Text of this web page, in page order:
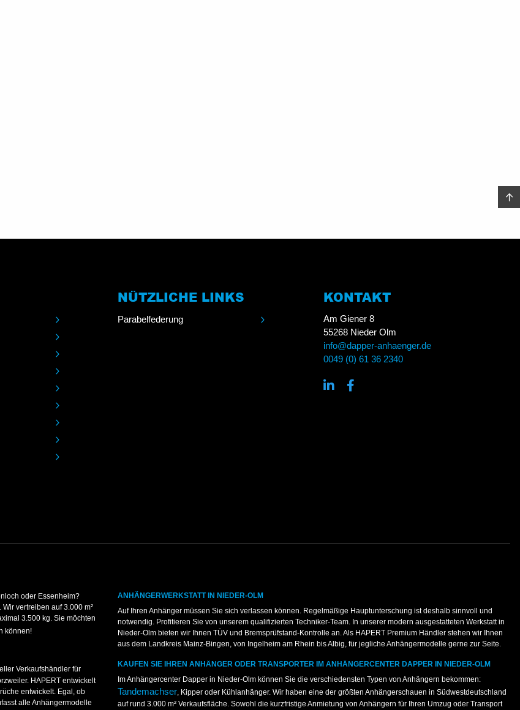
NÜTZLICHE LINKS
Parabelfederung
KONTAKT
Am Giener 8
55268 Nieder Olm
info@dapper-anhaenger.de
0049 (0) 61 36 2340
oder Essenheim?
vertreiben auf 3.000 m²
3.500 kg. Sie möchten
können!
Verkaufshändler für
HAPERT entwickelt
entwickelt. Egal, ob
alle Anhängermodelle
ANHÄNGERWERKSTATT IN NIEDER-OLM
Auf Ihren Anhänger müssen Sie sich verlassen können. Regelmäßige Hauptunterschung ist deshalb sinnvoll und
notwendig. Profitieren Sie von unserem qualifizierten Techniker-Team. In unserer modern ausgestatteten Werkstatt in
Nieder-Olm bieten wir Ihnen TÜV und Bremsprüfstand-Kontrolle an. Als HAPERT Premium Händler stehen wir Ihnen
aus dem Landkreis Mainz-Bingen, von Ingelheim am Rhein bis Albig, für jegliche Anhängermodelle gerne zur Seite.
KAUFEN SIE IHREN ANHÄNGER ODER TRANSPORTER IM ANHÄNGERCENTER DAPPER IN NIEDER-OLM
Im Anhängercenter Dapper in Nieder-Olm können Sie die verschiedensten Typen von Anhängern bekommen:
Tandemachser, Kipper oder Kühlanhänger. Wir haben eine der größten Anhängerschauen in Südwestdeutschland
auf rund 3.000 m² Verkaufsfläche. Sowohl die kurzfristige Anmietung von Anhängern für Ihren Umzug oder Transport